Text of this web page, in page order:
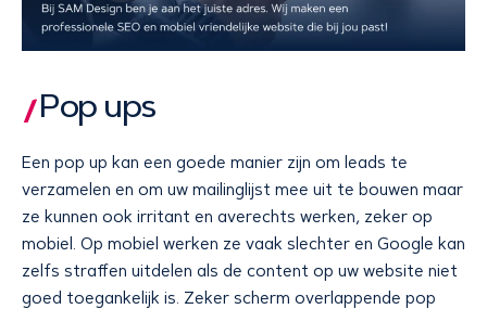
Pop ups
Een pop up kan een goede manier zijn om leads te
verzamelen en om uw mailinglijst mee uit te bouwen maar
ze kunnen ook irritant en averechts werken, zeker op
mobiel. Op mobiel werken ze vaak slechter en Google kan
zelfs straffen uitdelen als de content op uw website niet
goed toegankelijk is. Zeker scherm overlappende pop